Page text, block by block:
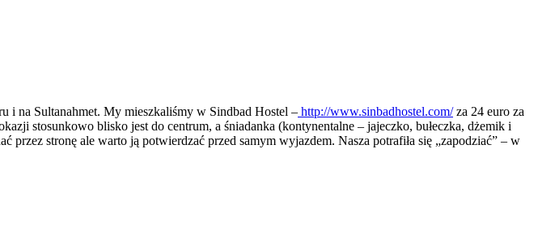
i na Sultanahmet. My mieszkaliśmy w Sindbad Hostel – http://www.sinbadhostel.com/za 24 euro za
stosunkowo blisko jest do centrum, a śniadanka (kontynentalne – jajeczko, bułeczka, dżemik i
stronę ale warto ją potwierdzać przed samym wyjazdem. Nasza potrafiła się „zapodziać” – w